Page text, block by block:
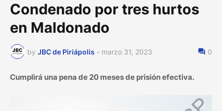
Condenado por tres hurtos
en Maldonado
by JBC de Piriápolis - marzo 31, 2023 0
Cumplirá una pena de 20 meses de prisión efectiva.